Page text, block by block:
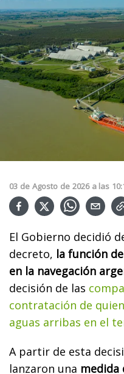
03 de Agosto de 2026 a las
El Gobierno decidió
decreto, la función
en la navegación
decisión de las
contratación de
aguas arribas en el
A partir de esta
lanzaron una medida